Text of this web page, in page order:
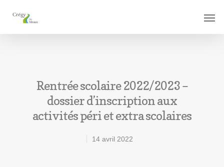
Rentrée scolaire 2022/2023 –
dossier d’inscription aux
activités péri et extra scolaires
14 avril 2022